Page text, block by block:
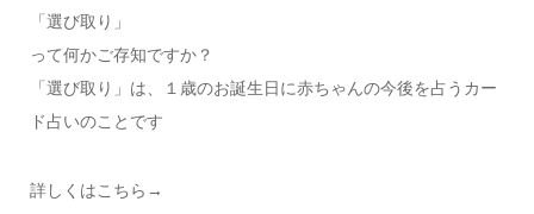
「選び取り」
って何かご存知ですか？
「選び取り」は、１歳のお誕生日に赤ちゃんの今後を占うカー
ド占いのことです
詳しくはこちら→